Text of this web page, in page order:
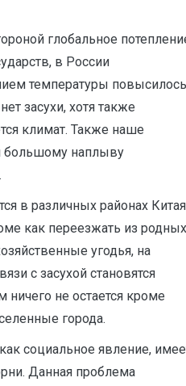
глобальное
в России
температуры повысилось
засухи, хотя также
климат. Также наше
большому наплыву
в различных районах
как переезжать из родных
угодья, на
с засухой становятся
не остается кроме
города.
социальное явление,
Данная проблема